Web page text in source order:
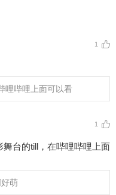
1
哩哔哩上面可以看
1
舞台的till，在哔哩哔哩上面
萌